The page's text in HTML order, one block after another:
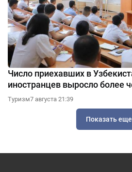
Число приехавших в
иностранцев выросло более
Туризм7 августа 21:39
Показать еще